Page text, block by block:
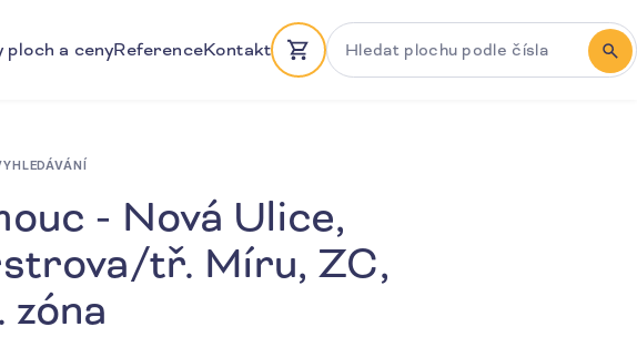
ploch a cenyReferenceKontakt
- Nová Ulice,
tř. Míru, ZC,
zóna